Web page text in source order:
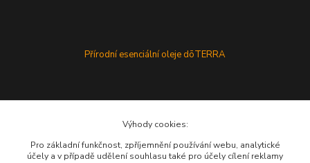
Přírodní esenciální oleje dōTERRA
Výhody cookies:
Pro základní funkčnost, zpříjemnění používání webu, analytické
účely a v případě udělení souhlasu také pro účely cílení reklamy